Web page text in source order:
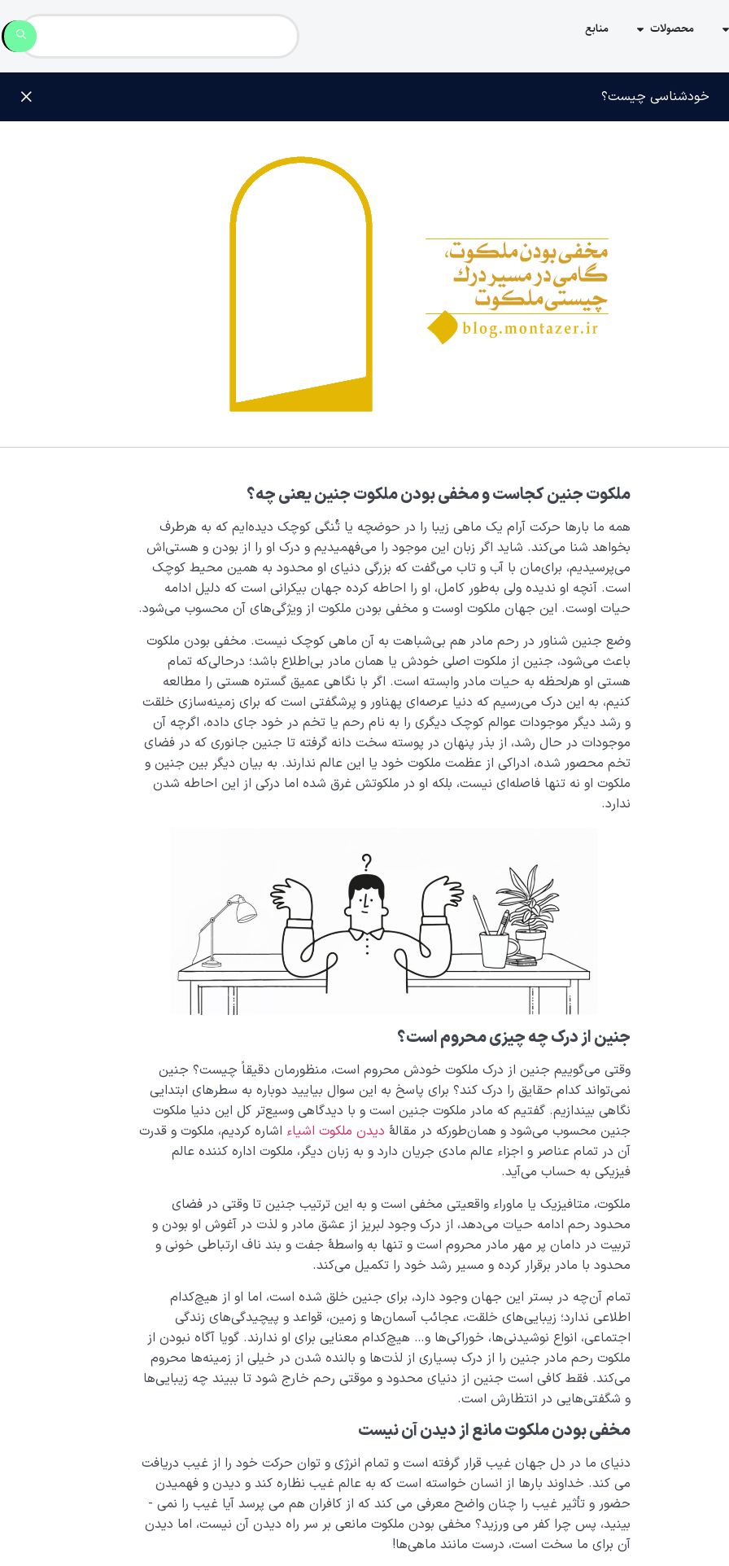
محصولات منابع
خودشناسی چیست؟
ملکوت جنین کجاست و مخفی بودن ملکوت جنین یعنی چه؟
همه ما بارها حرکت آرام یک ماهی زیبا را در حوضچه یا تُنگی کوچک دیده‌ایم که به هرطرف
بخواهد شنا می‌کند. شاید اگر زبان این موجود را می‌فهمیدیم و درک او را از بودن و هستی‌اش
می‌پرسیدیم، برای‌مان با آب و تاب می‌گفت که بزرگی دنیای او محدود به همین محیط کوچک
است. آنچه او ندیده ولی به‌طور کامل، او را احاطه کرده جهان بیکرانی است که دلیل ادامه
حیات اوست. این جهان ملکوت اوست و مخفی بودن ملکوت از ویژگی‌های آن محسوب می‌شود.
وضع جنین شناور در رحم مادر هم بی‌شباهت به آن ماهی کوچک نیست. مخفی بودن ملکوت
باعث می‌شود، جنین از ملکوت اصلی خودش یا همان مادر بی‌اطلاع باشد؛ درحالی‌که تمام
هستی او هرلحظه به حیات مادر وابسته است. اگر با نگاهی عمیق گستره هستی را مطالعه
کنیم، به این درک می‌رسیم که دنیا عرصه‌ای پهناور و پرشگفتی است که برای زمینه‌سازی خلقت
و رشد دیگر موجودات عوالم کوچک دیگری را به نام رحم یا تخم در خود جای داده، اگرچه آن
موجودات در حال رشد، از بذر پنهان در پوسته سخت دانه گرفته تا جنین جانوری که در فضای
تخم محصور شده، ادراکی از عظمت ملکوت خود یا این عالم ندارند. به بیان دیگر بین جنین و
ملکوت او نه تنها فاصله‌ای نیست، بلکه او در ملکوتش غرق شده اما درکی از این احاطه شدن
ندارد.
جنین از درک چه چیزی محروم است؟
وقتی می‌گوییم جنین از درک ملکوت خودش محروم است، منظورمان دقیقاً چیست؟ جنین
نمی‌تواند کدام حقایق را درک کند؟ برای پاسخ به این سوال بیایید دوباره به سطرهای ابتدایی
نگاهی بیندازیم. گفتیم که مادر ملکوت جنین است و با دیدگاهی وسیع‌تر کل این دنیا ملکوت
جنین محسوب می‌شود و همان‌طورکه در مقالۀ دیدن ملکوت اشیاء اشاره کردیم، ملکوت و قدرت
آن در تمام عناصر و اجزاء عالم مادی جریان دارد و به زبان دیگر، ملکوت اداره کننده عالم
فیزیکی به حساب می‌آید.
ملکوت، متافیزیک یا ماوراء واقعیتی مخفی است و به این ترتیب جنین تا وقتی در فضای
محدود رحم ادامه حیات می‌دهد، از درک وجود لبریز از عشق مادر و لذت در آغوش او بودن و
تربیت در دامان پر مهر مادر محروم است و تنها به واسطۀ جفت و بند ناف ارتباطی خونی و
محدود با مادر برقرار کرده و مسیر رشد خود را تکمیل می‌کند.
تمام آن‌چه در بستر این جهان وجود دارد، برای جنین خلق شده است، اما او از هیچ‌کدام
اطلاعی ندارد؛ زیبایی‌های خلقت، عجائب آسمان‌ها و زمین، قواعد و پیچیدگی‌های زندگی
اجتماعی، انواع نوشیدنی‌ها، خوراکی‌ها و… هیچ‌کدام معنایی برای او ندارند. گویا آگاه نبودن از
ملکوت رحم مادر جنین را از درک بسیاری از لذت‌ها و بالنده‌ شدن در خیلی از زمینه‌ها محروم
می‌کند. فقط کافی ‌است جنین از دنیای محدود و موقتی رحم خارج شود تا ببیند چه زیبایی‌ها
و شگفتی‌هایی در انتظارش است.
مخفی بودن ملکوت مانع از دیدن آن نیست
دنیای ما در دل جهان غیب قرار گرفته است و تمام انرژی و توان حرکت خود را از غیب دریافت
می­ کند. خداوند بارها از انسان خواسته است که به عالم غیب نظاره کند و دیدن و فهمیدن
حضور و تأثیر غیب را چنان واضح معرفی می­ کند که از کافران هم می­ پرسد آیا غیب را نمی ­
بینید، پس چرا کفر می­ ورزید؟ مخفی بودن ملکوت مانعی بر سر راه دیدن آن نیست، اما دیدن
آن برای ما سخت است، درست مانند ماهی‌ها!